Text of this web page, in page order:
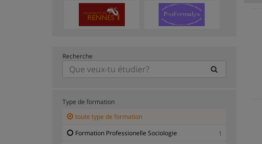
Recherche
Type de formation
toute type de formation
Formation Professionelle Sociologie
1